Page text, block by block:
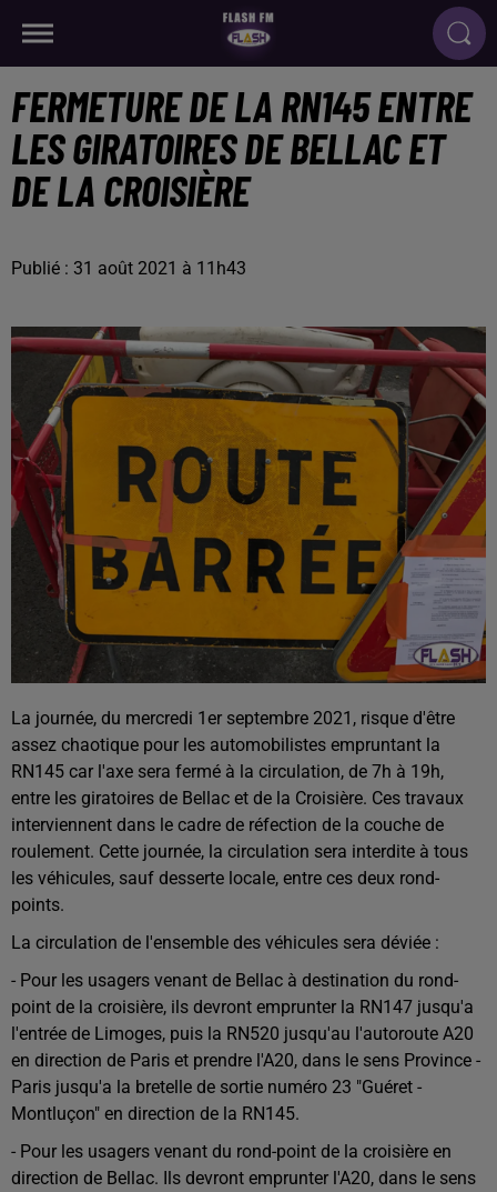
FERMETURE DE LA RN145 ENTRE
LES GIRATOIRES DE BELLAC ET
DE LA CROISIÈRE
Publié : 31 août 2021 à 11h43
La journée, du mercredi 1er septembre 2021, risque d'être
assez chaotique pour les automobilistes empruntant la
RN145 car l'axe sera fermé à la circulation, de 7h à 19h,
entre les giratoires de Bellac et de la Croisière. Ces travaux
interviennent dans le cadre de réfection de la couche de
roulement. Cette journée, la circulation sera interdite à tous
les véhicules, sauf desserte locale, entre ces deux rond-
points.
La circulation de l'ensemble des véhicules sera déviée :
- Pour les usagers venant de Bellac à destination du rond-
point de la croisière, ils devront emprunter la RN147 jusqu'a
l'entrée de Limoges, puis la RN520 jusqu'au l'autoroute A20
en direction de Paris et prendre l'A20, dans le sens Province -
Paris jusqu'a la bretelle de sortie numéro 23 "Guéret -
Montluçon" en direction de la RN145.
- Pour les usagers venant du rond-point de la croisière en
direction de Bellac. Ils devront emprunter l'A20, dans le sens